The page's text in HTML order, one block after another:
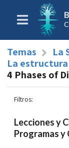
Temas
La
La
4 Phases of
Filtros:
Lecciones y
Programas y